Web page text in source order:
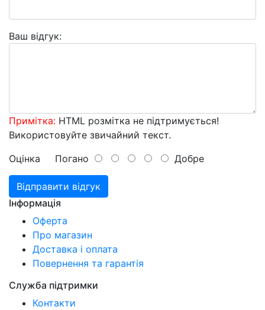
Ваш відгук:
Примітка: HTML розмітка не підтримується!
Використовуйте звичайний текст.
Оцінка Погано Добре
Відправити відгук
Інформація
Оферта
Про магазин
Доставка і оплата
Повернення та гарантія
Служба підтримки
Контакти